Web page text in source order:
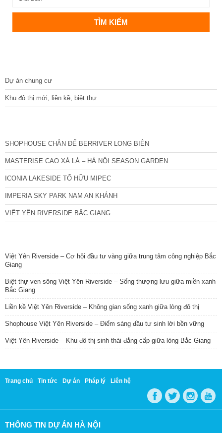
Dự án chung cư
Khu đô thị mới, liền kề, biệt thự
SHOPHOUSE CHÂN ĐẾ BERRIVER LONG BIÊN
MASTERISE CAO XÀ LÁ – HÀ NỘI SEASON GARDEN
ICONIA LAKESIDE TỐ HỮU MIPEC
IMPERIA SKY PARK NAM AN KHÁNH
VIỆT YÊN RIVERSIDE BẮC GIANG
Việt Yên Riverside – Cơ hội đầu tư vàng giữa trung tâm công nghiệp Bắc
Giang
Biệt thự ven sông Việt Yên Riverside – Sống thượng lưu giữa miền xanh
Bắc Giang
Liền kề Việt Yên Riverside – Không gian sống xanh giữa lòng đô thị
Shophouse Việt Yên Riverside – Điểm sáng đầu tư sinh lời bền vững
Việt Yên Riverside – Khu đô thị sinh thái đẳng cấp giữa lòng Bắc Giang
Trang chủ Tin tức Dự án Pháp lý Liên hệ
THÔNG TIN DỰ ÁN HÀ NỘI